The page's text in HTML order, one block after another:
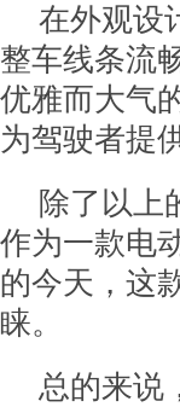
在外观设
整车线条流
优雅而大气
为驾驶者提
除了以上
作为一款电
的今天，这
睐。
总的来说